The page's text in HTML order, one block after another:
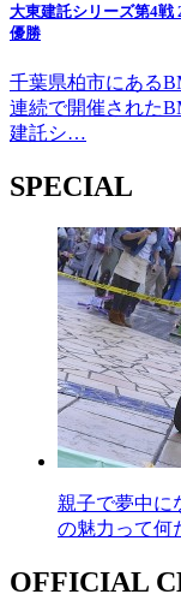
大東建託シリーズ第4戦
優勝
千葉県柏市にある
連続で開催された
建託シ…
SPECIAL
親子で夢中に
の魅力って何
OFFICIAL